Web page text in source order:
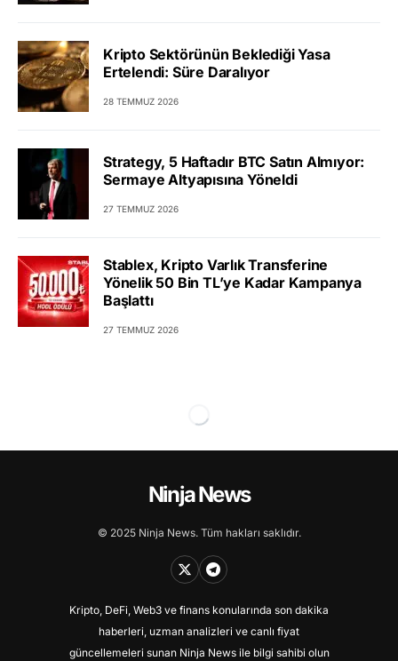
Kripto Sektörünün Beklediği Yasa
Ertelendi: Süre Daralıyor
28 TEMMUZ 2026
Strategy, 5 Haftadır BTC Satın Almıyor:
Sermaye Altyapısına Yöneldi
27 TEMMUZ 2026
Stablex, Kripto Varlık Transferine
Yönelik 50 Bin TL’ye Kadar Kampanya
Başlattı
27 TEMMUZ 2026
Ninja News
© 2025 Ninja News. Tüm hakları saklıdır.
Kripto, DeFi, Web3 ve finans konularında son dakika
haberleri, uzman analizleri ve canlı fiyat
güncellemeleri sunan Ninja News ile bilgi sahibi olun